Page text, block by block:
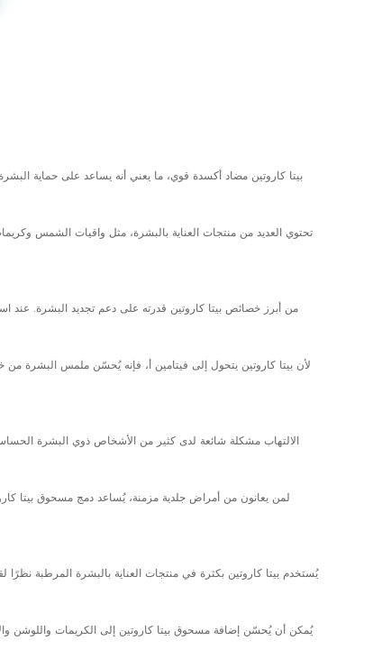
بيتا كاروتين مضاد أكسدة قوي، ما يعني أنه يساعد على حماية
تحتوي العديد من منتجات العناية بالبشرة، مثل واقيات الشمس
من أبرز خصائص بيتا كاروتين قدرته على دعم تجديد البشرة. عند
لأن بيتا كاروتين يتحول إلى فيتامين أ، فإنه يُحسّن ملمس البشرة من
الالتهاب مشكلة شائعة لدى كثير من الأشخاص ذوي البشرة
لمن يعانون من أمراض جلدية مزمنة، يُساعد دمج مسحوق بيتا
يُستخدم بيتا كاروتين بكثرة في منتجات العناية بالبشرة المرطبة
يُمكن أن يُحسّن إضافة مسحوق بيتا كاروتين إلى الكريمات واللوشن